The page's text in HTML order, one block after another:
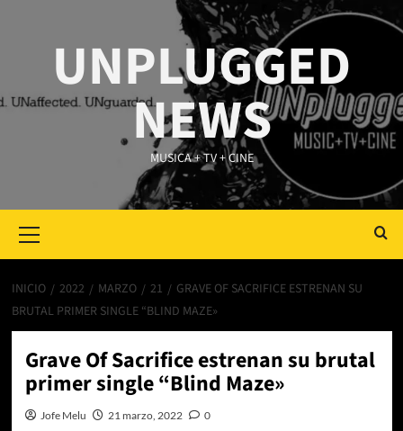
UNPLUGGED
NEWS
MUSICA + TV + CINE
Menu
INICIO 2022 MARZO 21
GRAVE OF SACRIFICE ESTRENAN SU
BRUTAL PRIMER SINGLE “BLIND MAZE»
Grave Of Sacrifice estrenan su brutal
primer single “Blind Maze»
Jofe Melu 21 marzo, 2022 0